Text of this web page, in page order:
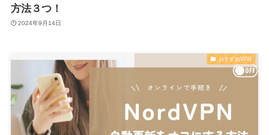
方法３つ！
2024年9月14日
おすすめVPN